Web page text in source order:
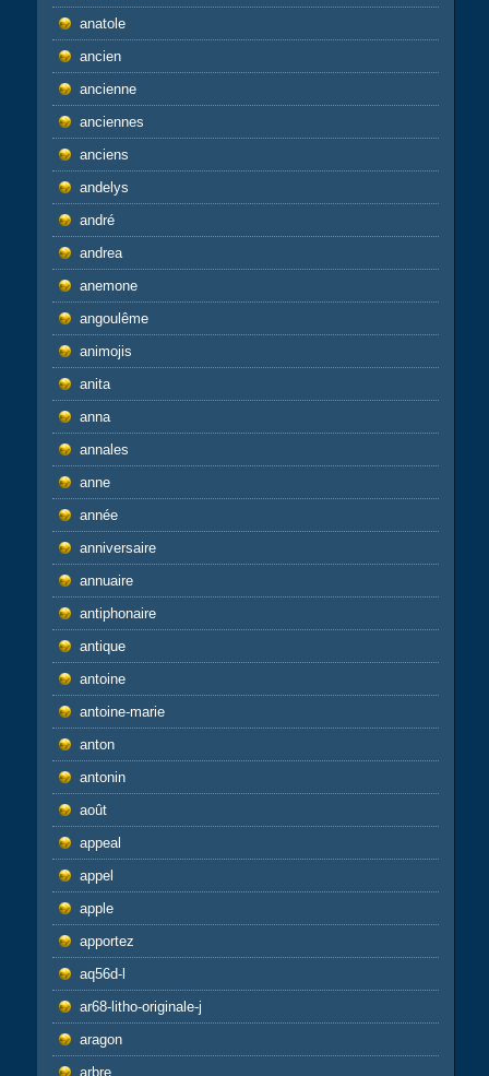
anatole
ancien
ancienne
anciennes
anciens
andelys
andré
andrea
anemone
angoulême
animojis
anita
anna
annales
anne
année
anniversaire
annuaire
antiphonaire
antique
antoine
antoine-marie
anton
antonin
août
appeal
appel
apple
apportez
aq56d-l
ar68-litho-originale-j
aragon
arbre